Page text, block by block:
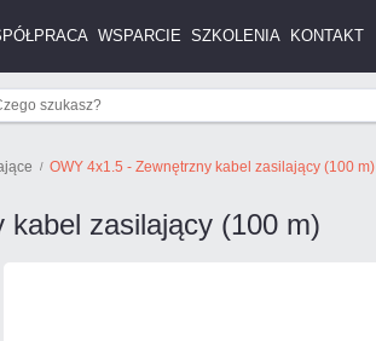
WSPARCIE SZKOLENIA KONTAKT
OWY 4x1.5 - Zewnętrzny kabel zasilający (100 m)
zasilający (100 m)